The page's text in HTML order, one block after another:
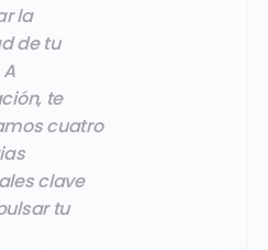
la
de tu
te
cuatro
clave
tu